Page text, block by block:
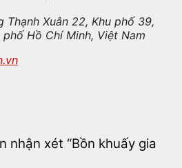
Xuân 22, Khu phố 39,
Hồ Chí Minh, Việt Nam
nhận xét “Bồn khuấy gia